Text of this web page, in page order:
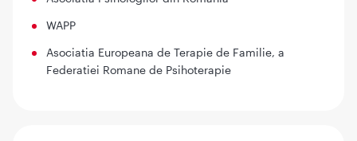
WAPP
Asociatia Europeana de Terapie de Familie, a
Federatiei Romane de Psihoterapie